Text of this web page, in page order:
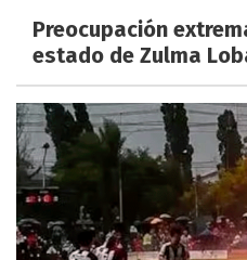
Preocupación
estado de Zulma